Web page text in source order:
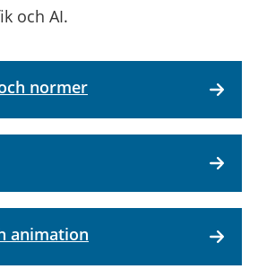
och AI.
normer
animation